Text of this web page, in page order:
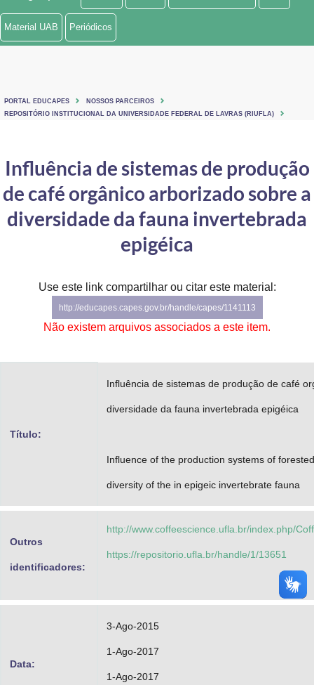
Ministério de Minas e Energia
Ministério do Turismo
Controladoria-Geral da União
Ministério da Mulher, da Família e dos Direitos Humanos
Gabinete de Segurança Institucional
Advocacia-Geral da União
Material UAB Periódicos
PORTAL EDUCAPES
NOSSOS PARCEIROS
REPOSITÓRIO INSTITUCIONAL DA UNIVERSIDADE FEDERAL DE LAVRAS (RIUFLA)
Influência de sistemas de produção
de café orgânico arborizado sobre a
diversidade da fauna invertebrada
epigéica
Use este link compartilhar ou citar este material:
http://educapes.capes.gov.br/handle/capes/1141113
Não existem arquivos associados a este item.
Título:
Influência de sistemas de produção de café
diversidade da fauna invertebrada epigéica
Influence of the production systems of
diversity of the in epigeic invertebrate fauna
Outros
identificadores:
http://www.coffeescience.ufla.br/index.php/
https://repositorio.ufla.br/handle/1/13651
Data:
3-Ago-2015
1-Ago-2017
1-Ago-2017